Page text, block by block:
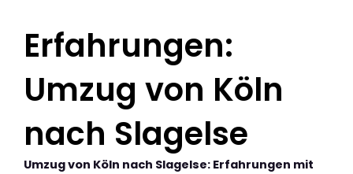
Erfahrungen:
Umzug von Köln
nach Slagelse
Umzug von Köln nach Slagelse: Erfahrungen mit